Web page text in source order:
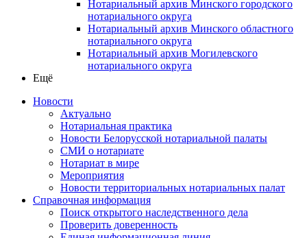
Нотариальный архив Минского городского
нотариального округа
Нотариальный архив Минского областного
нотариального округа
Нотариальный архив Могилевского
нотариального округа
Ещё
Новости
Актуально
Нотариальная практика
Новости Белорусской нотариальной палаты
СМИ о нотариате
Нотариат в мире
Мероприятия
Новости территориальных нотариальных палат
Справочная информация
Поиск открытого наследственного дела
Проверить доверенность